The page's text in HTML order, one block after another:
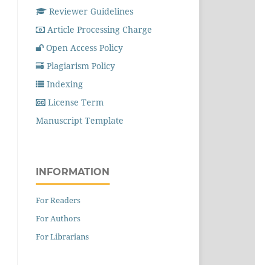
Reviewer Guidelines
Article Processing Charge
Open Access Policy
Plagiarism Policy
Indexing
License Term
Manuscript Template
INFORMATION
For Readers
For Authors
For Librarians